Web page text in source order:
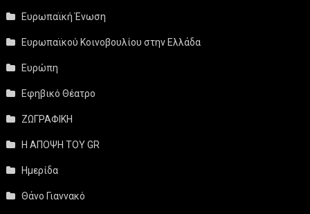
Ευρωπαϊκή Ένωση
Ευρωπαϊκού Κοινοβουλίου στην Ελλάδα
Ευρώπη
Εφηβικό Θέατρο
ΖΩΓΡΑΦΙΚΗ
Η ΑΠΟΨΗ ΤΟΥ GR
Ημερίδα
Θάνο Γιαννακό